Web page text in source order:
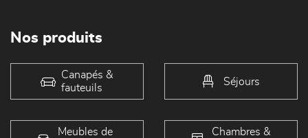
Nos produits
Canapés &
fauteuils
Séjours
Meubles de
Chambres &